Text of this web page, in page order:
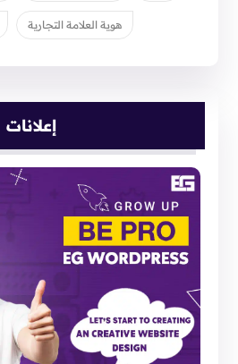
هوية العلامة التجارية
إعلانات